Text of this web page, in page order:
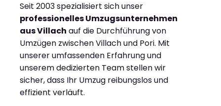
Seit 2003 spezialisiert sich unser
professionelles Umzugsunternehmen
aus Villach auf die Durchführung von
Umzügen zwischen Villach und Pori. Mit
unserer umfassenden Erfahrung und
unserem dedizierten Team stellen wir
sicher, dass Ihr Umzug reibungslos und
effizient verläuft.